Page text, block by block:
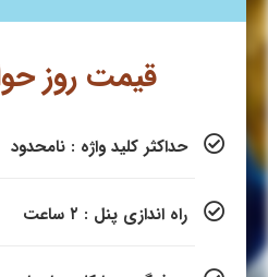
قیمت روز
حداکثر کلید واژه : نامحدود
راه اندازی پنل : ۲ ساعت